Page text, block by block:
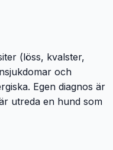
(löss, kvalster,
och
Egen diagnos är
utreda en hund som